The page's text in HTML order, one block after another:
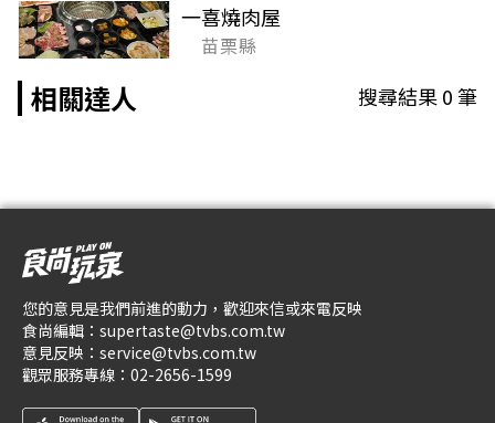
一喜燒肉屋
苗栗縣
相關達人 搜尋結果0筆
您的意見是我們前進的動力，歡迎來信或來電反映
食尚編輯： supertaste@tvbs.com.tw
意見反映： service@tvbs.com.tw
觀眾服務專線： 02-2656-1599